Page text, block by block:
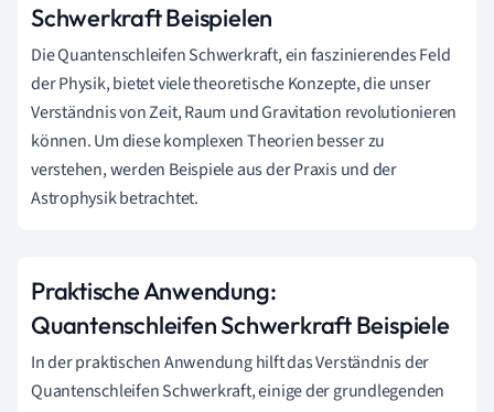
Schwerkraft Beispielen
Die Quantenschleifen Schwerkraft, ein faszinierendes Feld
der Physik, bietet viele theoretische Konzepte, die unser
Verständnis von Zeit, Raum und Gravitation revolutionieren
können. Um diese komplexen Theorien besser zu
verstehen, werden Beispiele aus der Praxis und der
Astrophysik betrachtet.
Praktische Anwendung:
Quantenschleifen Schwerkraft Beispiele
In der praktischen Anwendung hilft das Verständnis der
Quantenschleifen Schwerkraft, einige der grundlegenden